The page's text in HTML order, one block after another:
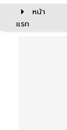
หน้า
แรก